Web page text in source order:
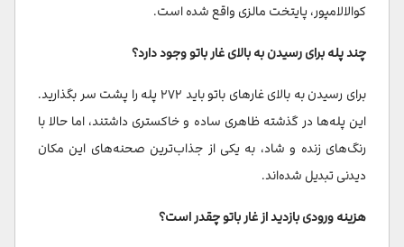
کوالالامپور، پایتخت مالزی واقع شده است.
چند پله برای رسیدن به بالای غار باتو وجود دارد؟
برای رسیدن به بالای غارهای باتو باید ۲۷۲ پله را پشت سر بگذارید.
این پله‌ها در گذشته ظاهری ساده و خاکستری داشتند، اما حالا با
رنگ‌های زنده و شاد، به یکی از جذاب‌ترین صحنه‌های این مکان
دیدنی تبدیل شده‌اند.
هزینه ورودی بازدید از غار باتو چقدر است؟